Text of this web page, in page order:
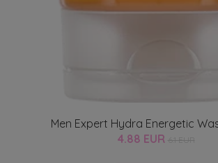
Men Expert Hydra Energetic
4.88 EUR